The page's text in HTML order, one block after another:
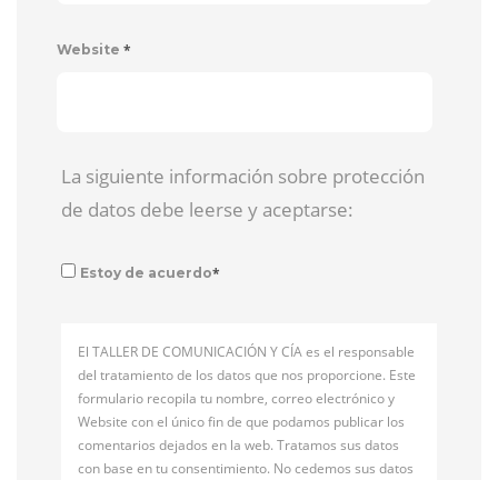
Website *
La siguiente información sobre protección
de datos debe leerse y aceptarse:
Estoy de acuerdo*
El TALLER DE COMUNICACIÓN Y CÍA es el responsable
del tratamiento de los datos que nos proporcione. Este
formulario recopila tu nombre, correo electrónico y
Website con el único fin de que podamos publicar los
comentarios dejados en la web. Tratamos sus datos
con base en tu consentimiento. No cedemos sus datos